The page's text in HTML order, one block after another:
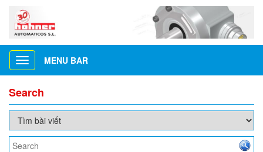
Toggle
navigation
MENU BAR
Search